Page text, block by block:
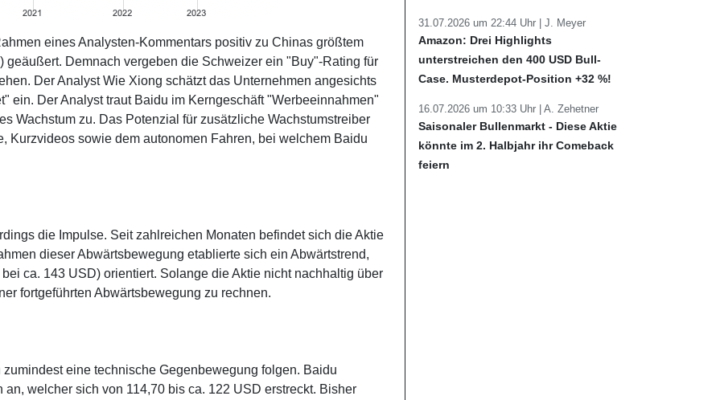
eines Analysten-Kommentars positiv zu Chinas größtem
Demnach vergeben die Schweizer ein "Buy"-Rating für
Der Analyst Wie Xiong schätzt das Unternehmen angesichts
ein. Der Analyst traut Baidu im Kerngeschäft "Werbeeinnahmen"
Wachstum zu. Das Potenzial für zusätzliche Wachstumstreiber
Kurzvideos sowie dem autonomen Fahren, bei welchem Baidu
die Impulse. Seit zahlreichen Monaten befindet sich die Aktie
dieser Abwärtsbewegung etablierte sich ein Abwärtstrend,
ca. 143 USD) orientiert. Solange die Aktie nicht nachhaltig über
fortgeführten Abwärtsbewegung zu rechnen.
eine technische Gegenbewegung folgen. Baidu
welcher sich von 114,70 bis ca. 122 USD erstreckt. Bisher
31.07.2026 um 22:44 Uhr | J. Meyer
Amazon: Drei Highlights
unterstreichen den 400 USD Bull-
Case. Musterdepot-Position +32 %!
16.07.2026 um 10:33 Uhr | A. Zehetner
Saisonaler Bullenmarkt - Diese Aktie
könnte im 2. Halbjahr ihr Comeback
feiern